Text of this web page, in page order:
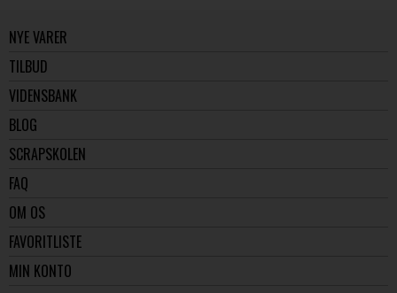
NYE VARER
TILBUD
VIDENSBANK
BLOG
SCRAPSKOLEN
FAQ
OM OS
FAVORITLISTE
MIN KONTO